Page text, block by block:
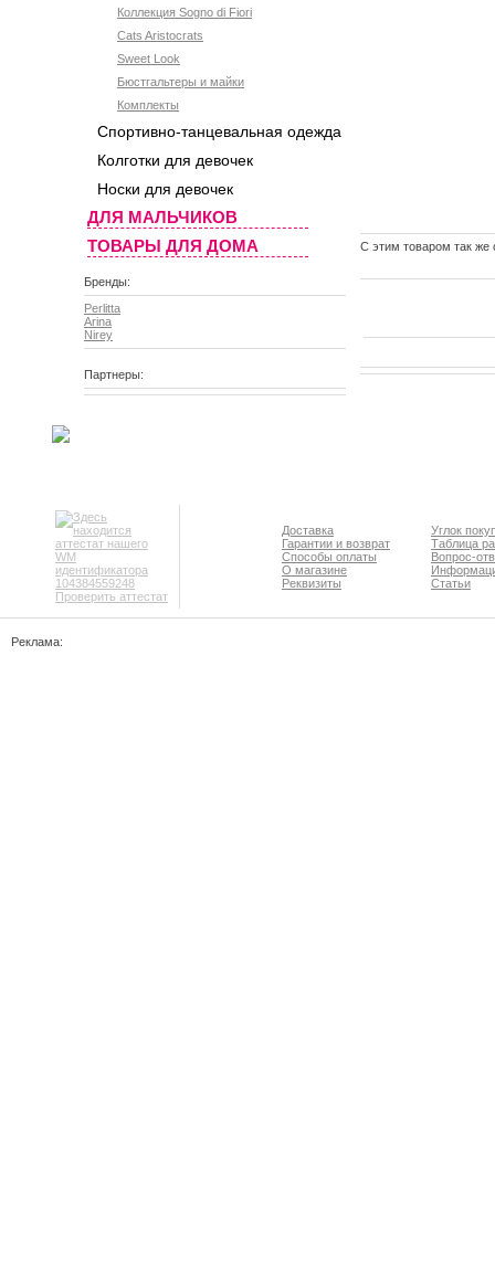
Коллекция Sogno di Fiori
Cats Aristocrats
Sweet Look
Бюстгальтеры и майки
Комплекты
Спортивно-танцевальная одежда
Колготки для девочек
Носки для девочек
ДЛЯ МАЛЬЧИКОВ
ТОВАРЫ ДЛЯ ДОМА
Бренды:
Perlitta
Arina
Nirey
Партнеры:
C этим товаром так же
Проверить аттестат
Доставка
Гарантии и возврат
Способы оплаты
О магазине
Реквизиты
Углок
Таблица
Вопрос-
Статьи
Реклама: